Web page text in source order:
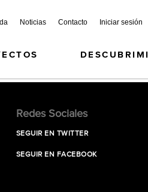
Noticias Contacto Iniciar sesión
Redes Sociales
SEGUIR EN TWITTER
SEGUIR EN FACEBOOK